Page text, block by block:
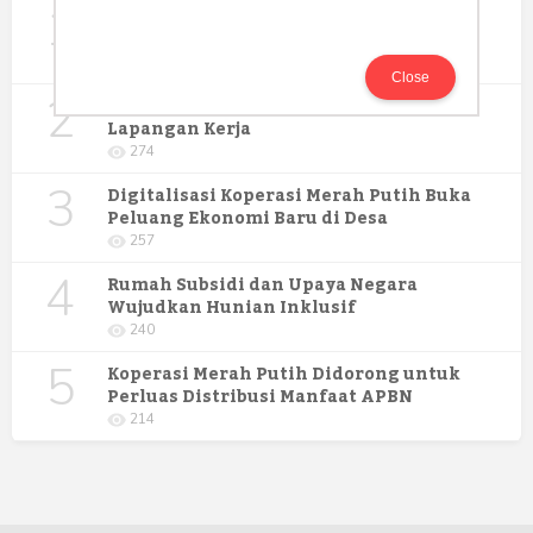
1 Keperawatan Medikal Bedah UNIMUS di
Pondok Pesantren Putra UNIMUS
Semarang
2 MBG dan Perannya dalam Perluasan
Lapangan Kerja
274
3 Digitalisasi Koperasi Merah Putih Buka
Peluang Ekonomi Baru di Desa
257
4 Rumah Subsidi dan Upaya Negara
Wujudkan Hunian Inklusif
240
5 Koperasi Merah Putih Didorong untuk
Perluas Distribusi Manfaat APBN
214
Close